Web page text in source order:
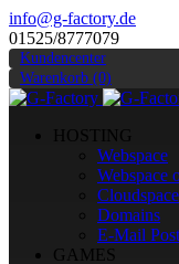
info@g-factory.de
01525/8777079
Kundencenter
Warenkorb (0)
HOSTING
Webspace
Webspace
Cloudspace
Domains
E-Mail
GAMES